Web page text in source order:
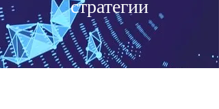
стратегии